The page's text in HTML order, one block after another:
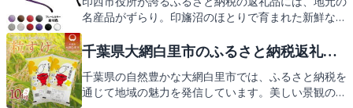
名産品がずらり。印旛沼のほとりで育まれた新鮮な野
観光地もご紹介します。次は返礼品の数々をお楽しみ
千葉県大網白里市のふるさと納税返礼品9
選
千葉県の自然豊かな大網白里市では、ふるさと納税を
通じて地域の魅力を発信しています。美しい景観の中